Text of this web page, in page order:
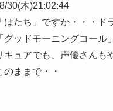
30(木)21:02:44
はたち」ですか・・・ド
ッドモーニングコール
ュアでも、声優さんも
ままで・・